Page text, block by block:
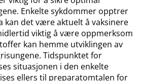
Enkelte sykdommer opptrer
kan det være aktuelt å vaksinere
viktig å være oppmerksom
kan hemme utviklingen av
Tidspunktet for
situasjonen i den enkelte
ellers til preparatomtalen for